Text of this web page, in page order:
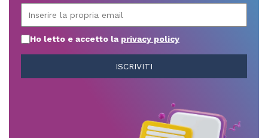
Ho letto e accetto la privacy policy